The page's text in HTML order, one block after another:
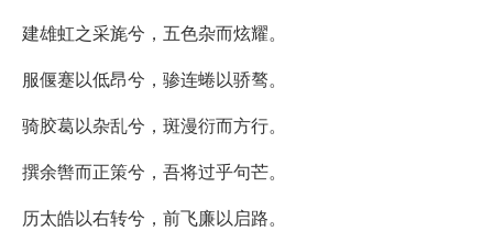
建雄虹之采旄兮，五色杂而炫耀。
服偃蹇以低昂兮，骖连蜷以骄骜。
骑胶葛以杂乱兮，斑漫衍而方行。
撰余辔而正策兮，吾将过乎句芒。
历太皓以右转兮，前飞廉以启路。